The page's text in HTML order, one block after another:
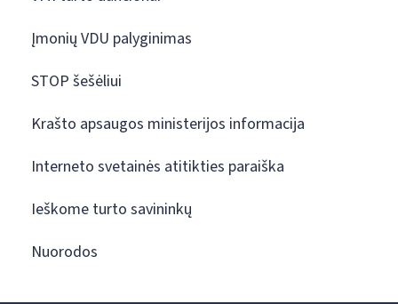
Įmonių VDU palyginimas
STOP šešėliui
Krašto apsaugos ministerijos informacija
Interneto svetainės atitikties paraiška
Ieškome turto savininkų
Nuorodos